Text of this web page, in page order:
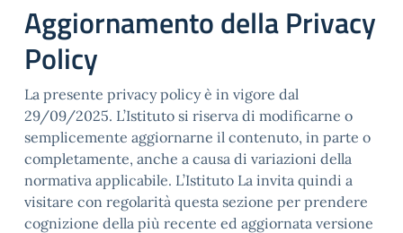
Aggiornamento della Privacy
Policy
La presente privacy policy è in vigore dal
29/09/2025. L’Istituto si riserva di modificarne o
semplicemente aggiornarne il contenuto, in parte o
completamente, anche a causa di variazioni della
normativa applicabile. L’Istituto La invita quindi a
visitare con regolarità questa sezione per prendere
cognizione della più recente ed aggiornata versione